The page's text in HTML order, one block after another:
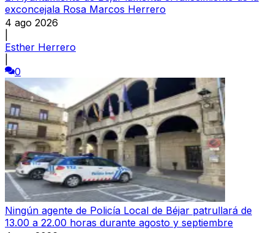
exconcejala Rosa Marcos Herrero
4 ago 2026
Esther Herrero
0
Ningún agente de Policía Local de Béjar patrullará de
13.00 a 22.00 horas durante agosto y septiembre